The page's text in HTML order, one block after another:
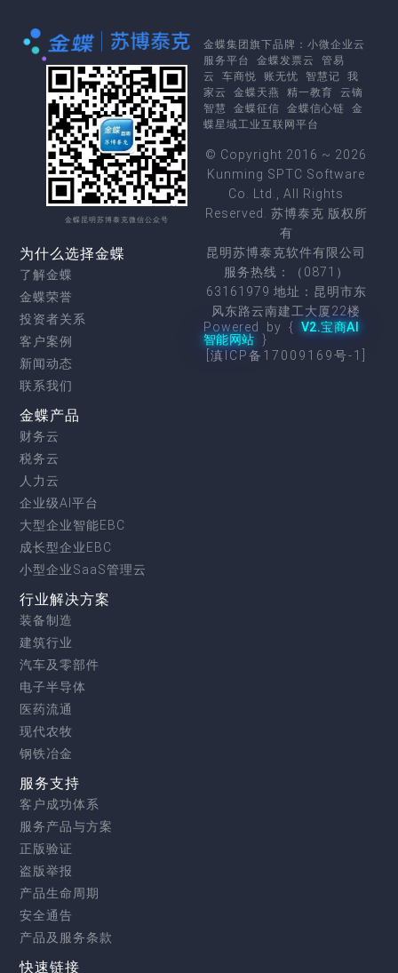
金蝶昆明苏博泰克微信公众号
为什么选择金蝶
了解金蝶
金蝶荣誉
投资者关系
客户案例
新闻动态
联系我们
金蝶产品
财务云
税务云
人力云
企业级AI平台
大型企业智能EBC
成长型企业EBC
小型企业SaaS管理云
行业解决方案
装备制造
建筑行业
汽车及零部件
电子半导体
医药流通
现代农牧
钢铁冶金
服务支持
客户成功体系
服务产品与方案
正版验证
盗版举报
产品生命周期
安全通告
产品及服务条款
快速链接
金蝶集团 旗下品牌： 小微企业云
服务平台
金蝶发票云
管易
云
车商悦 账无忧 智慧记
我
家云
金蝶天燕 精一教育
云镝
智慧
金蝶征信 金蝶信心链
金
蝶星域工业互联网平台
© Copyright 2016 ~ 2026
Kunming SPTC Software
Co. Ltd., All Rights
Reserved. 苏博泰克 版权所
有
昆明苏博泰克软件有限公司
服务热线：（0871）
63161979 地址：昆明市东
风东路云南建工大厦22楼
Powered by { V2.宝商AI
智能网站 }
[滇ICP备17009169号-1]